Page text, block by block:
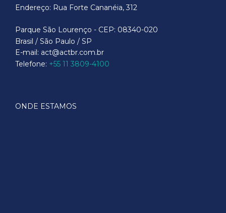
Endereço: Rua Forte Cananéia, 312
Parque São Lourenço - CEP: 08340-020
Brasil / São Paulo / SP
E-mail: act@actbr.com.br
Telefone: +55 11 3809-4100
ONDE ESTAMOS